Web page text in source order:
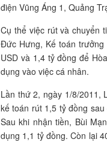
điện Vũng Áng 1, Quảng
Cụ thể việc rút và chuyển
Đức Hưng, Kế toán
USD và 1,4 tỷ đồng để
dụng vào việc cá nhân.
Lần thứ 2, ngày 1/8/2011,
kế toán rút 1,5 tỷ đồng
Sau khi nhận tiền, Bùi
dụng 1,1 tỷ đồng. Còn lại